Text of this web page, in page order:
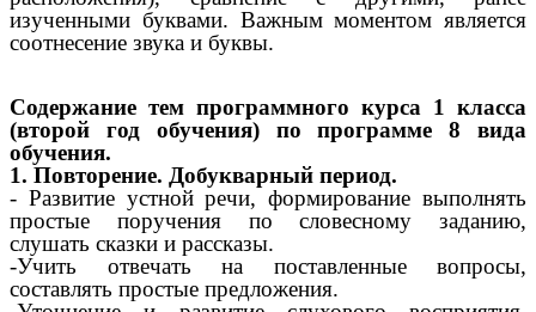
изученными буквами. Важным моментом является
соотнесение звука и буквы.
Содержание тем программного курса 1 класса
(второй год обучения) по программе 8 вида
обучения.
1. Повторение. Добукварный период.
- Развитие устной речи, формирование выполнять
простые поручения по словесному заданию,
слушать сказки и рассказы.
-Учить отвечать на поставленные вопросы,
составлять простые предложения.